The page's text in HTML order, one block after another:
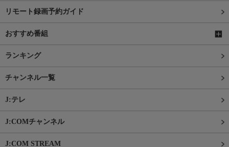
リモート録画予約ガイド
おすすめ番組
ランキング
チャンネル一覧
J:テレ
J:COMチャンネル
J:COM STREAM